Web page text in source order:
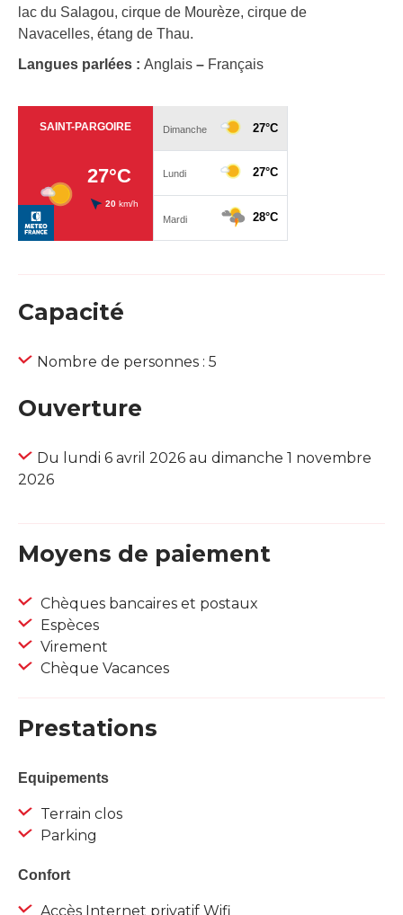
lac du Salagou, cirque de Mourèze, cirque de
Navacelles, étang de Thau.
Langues parlées : Anglais – Français
Capacité
Nombre de personnes : 5
Ouverture
Du lundi 6 avril 2026 au dimanche 1 novembre
2026
Moyens de paiement
Chèques bancaires et postaux
Espèces
Virement
Chèque Vacances
Prestations
Equipements
Terrain clos
Parking
Confort
Accès Internet privatif Wifi